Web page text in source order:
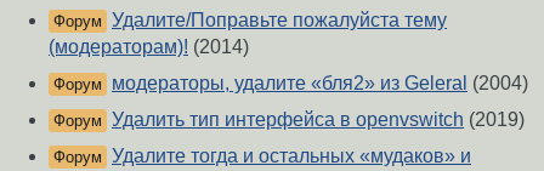
Форум Удалите/Поправьте пожалуйста тему
(модераторам)! (2014)
Форум модераторы, удалите «бля2» из Geleral (2004)
Форум Удалить тип интерфейса в openvswitch (2019)
Форум Удалите тогда и остальных «мудаков» и